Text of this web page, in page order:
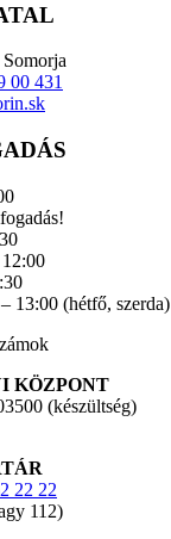
00 431
13:00 (hétfő, szerda)
KÖZPONT
(készültség)
22 22
112)